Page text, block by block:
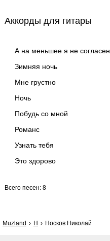
Аккорды для гитары
А на меньшее я не согласен
Зимняя ночь
Мне грустно
Ночь
Побудь со мной
Романс
Узнать тебя
Это здорово
Всего песен: 8
Muzland Н Носков Николай